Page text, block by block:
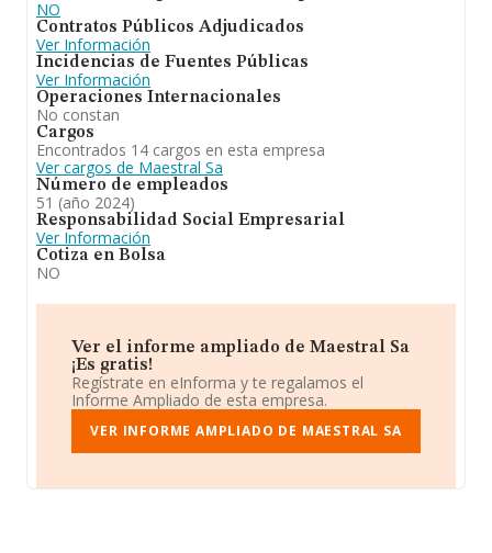
NO
Contratos Públicos Adjudicados
Ver Información
Incidencias de Fuentes Públicas
Ver Información
Operaciones Internacionales
No constan
Cargos
Encontrados 14 cargos en esta empresa
Ver cargos de Maestral Sa
Número de empleados
51 (año 2024)
Responsabilidad Social Empresarial
Ver Información
Cotiza en Bolsa
NO
Ver el informe ampliado de Maestral Sa
¡Es gratis!
Regístrate en eInforma y te regalamos el
Informe Ampliado de esta empresa.
VER INFORME AMPLIADO DE MAESTRAL SA